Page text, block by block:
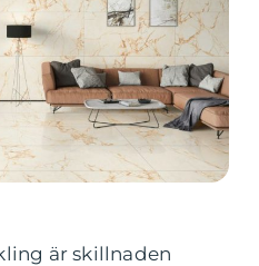
är skillnaden